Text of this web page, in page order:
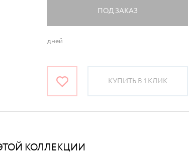
ПОД ЗАКАЗ
дней
КУПИТЬ В 1 КЛИК
КОЛЛЕКЦИИ